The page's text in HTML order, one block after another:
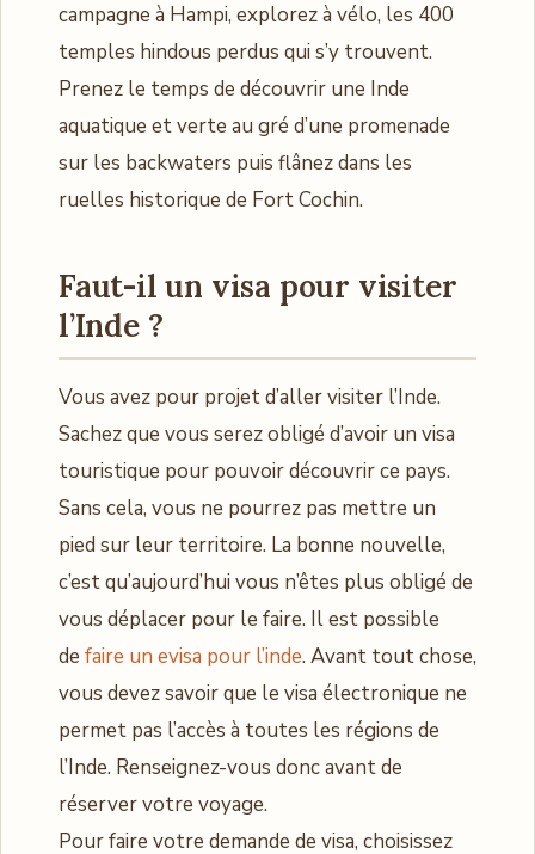
campagne à Hampi, explorez à vélo, les 400
temples hindous perdus qui s’y trouvent.
Prenez le temps de découvrir une Inde
aquatique et verte au gré d’une promenade
sur les backwaters puis flânez dans les
ruelles historique de Fort Cochin.
Faut-il un visa pour visiter
l’Inde ?
Vous avez pour projet d’aller visiter l’Inde.
Sachez que vous serez obligé d’avoir un visa
touristique pour pouvoir découvrir ce pays.
Sans cela, vous ne pourrez pas mettre un
pied sur leur territoire. La bonne nouvelle,
c’est qu’aujourd’hui vous n’êtes plus obligé de
vous déplacer pour le faire. Il est possible
de faire un evisa pour l’inde. Avant tout chose,
vous devez savoir que le visa électronique ne
permet pas l’accès à toutes les régions de
l’Inde. Renseignez-vous donc avant de
réserver votre voyage.
Pour faire votre demande de visa, choisissez